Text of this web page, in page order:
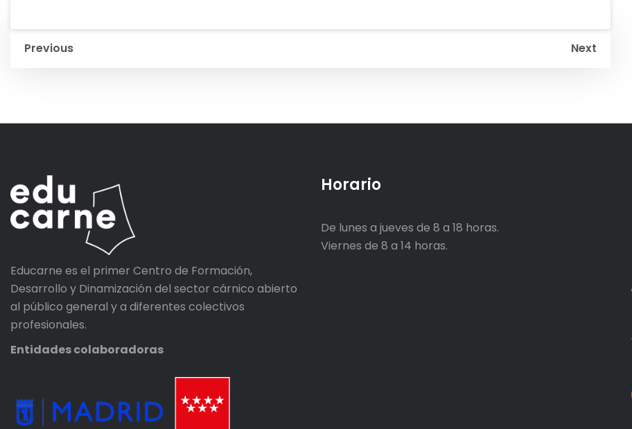
Navegación
Previous Next
Educarne es el primer Centro de Formación,
Desarrollo y Dinamización del sector cárnico abierto
al público general y a diferentes colectivos
profesionales.
Entidades colaboradoras
Horario
De lunes a jueves de 8 a 18 horas.
Viernes de 8 a 14 horas.